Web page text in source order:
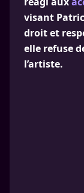
visant
droit et
elle refuse
l’artiste.